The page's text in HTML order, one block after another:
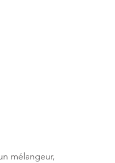
mélangeur,